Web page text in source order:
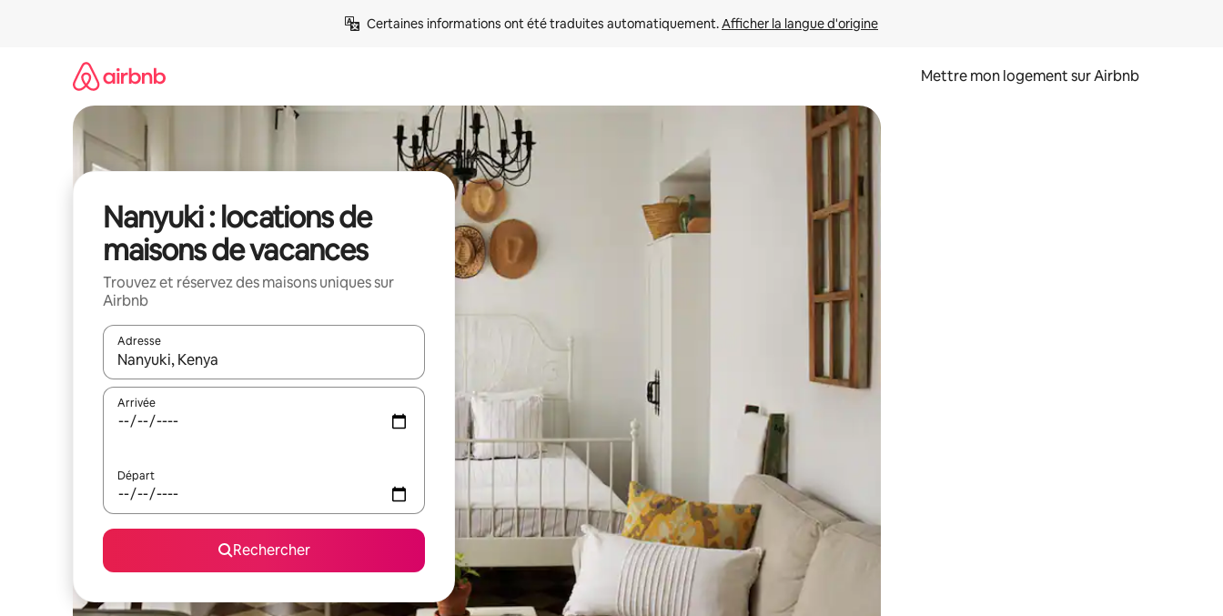
Certaines informations ont été traduites automatiquement. Afficher la langue d'origine
Mettre mon logement sur Airbnb
Nanyuki : locations de
maisons de vacances
Trouvez et réservez des maisons uniques sur
Airbnb
Adresse
Lorsque les résultats s'affichent, utilisez les flèches vers le haut et vers le bas pour les parcourir ou en appuyant et en faisant glisser.
Arrivée
Départ
Rechercher